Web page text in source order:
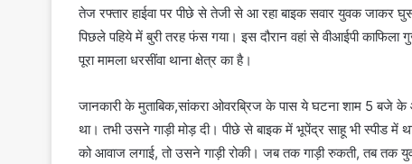
तेज रफ्तार हाईवा पर पीछे से तेजी से आ रहा बाइक सवार युवक
पिछले पहिये में बुरी तरह फंस गया। इस दौरान वहां से वीआईपी
पूरा मामला धरसींवा थाना क्षेत्र का है।
जानकारी के मुताबिक,सांकरा ओवरब्रिज के पास ये घटना शाम 5 बजे
था। तभी उसने गाड़ी मोड़ दी। पीछे से बाइक में भूपेंद्र साहू भी स्पीड में
को आवाज लगाई, तो उसने गाड़ी रोकी। जब तक गाड़ी रुकती, तब तक